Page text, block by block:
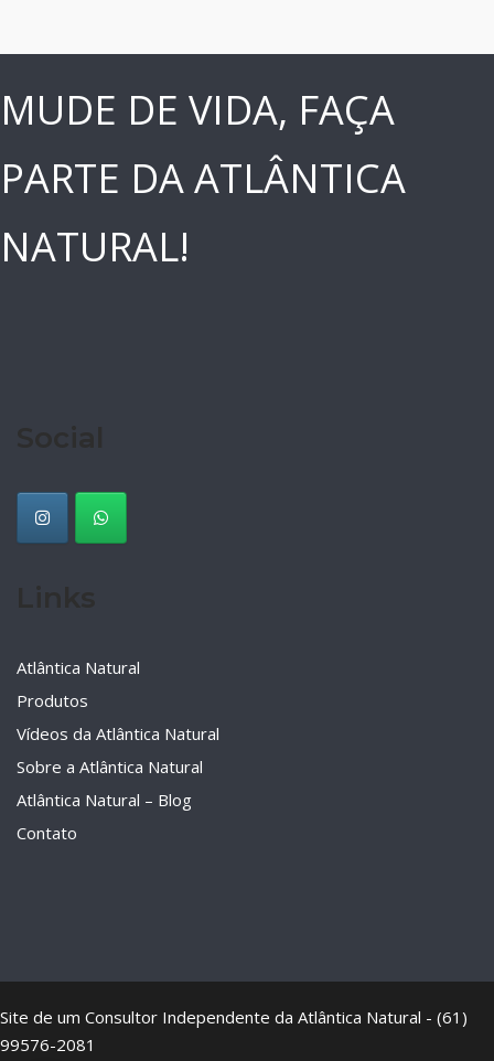
MUDE DE VIDA, FAÇA
PARTE DA ATLÂNTICA
NATURAL!
Atlântica Natural
Produtos
Vídeos da Atlântica Natural
Sobre a Atlântica Natural
Atlântica Natural – Blog
Contato
Site de um Consultor Independente da Atlântica Natural - (61)
99576-2081